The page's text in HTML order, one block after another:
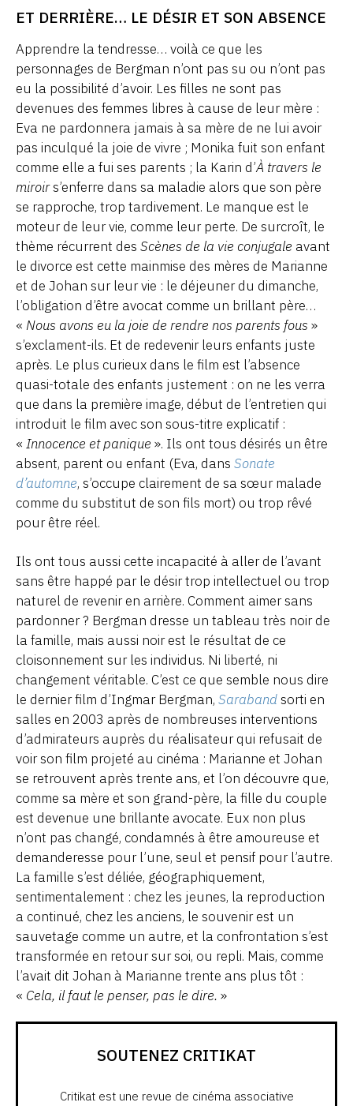
ET DERRIÈRE… LE DÉSIR ET SON ABSENCE
Apprendre la tendresse… voilà ce que les
personnages de Bergman n’ont pas su ou n’ont pas
eu la possibilité d’avoir. Les filles ne sont pas
devenues des femmes libres à cause de leur mère :
Eva ne pardonnera jamais à sa mère de ne lui avoir
pas inculqué la joie de vivre ; Monika fuit son enfant
comme elle a fui ses parents ; la Karin d’À travers le
miroirs’enferre dans sa maladie alors que son père
se rapproche, trop tardivement. Le manque est le
moteur de leur vie, comme leur perte. De surcroît, le
thème récurrent des Scènes de la vie conjugale avant
le divorce est cette mainmise des mères de Marianne
et de Johan sur leur vie : le déjeuner du dimanche,
l’obligation d’être avocat comme un brillant père…
« Nous avons eu la joie de rendre nos parents fous »
s’exclament-ils. Et de redevenir leurs enfants juste
après. Le plus curieux dans le film est l’absence
quasi-totale des enfants justement : on ne les verra
que dans la première image, début de l’entretien qui
introduit le film avec son sous-titre explicatif :
« Innocence et panique ». Ils ont tous désirés un être
absent, parent ou enfant (Eva, dans Sonate
d’automne, s’occupe clairement de sa sœur malade
comme du substitut de son fils mort) ou trop rêvé
pour être réel.
Ils ont tous aussi cette incapacité à aller de l’avant
sans être happé par le désir trop intellectuel ou trop
naturel de revenir en arrière. Comment aimer sans
pardonner ? Bergman dresse un tableau très noir de
la famille, mais aussi noir est le résultat de ce
cloisonnement sur les individus. Ni liberté, ni
changement véritable. C’est ce que semble nous dire
le dernier film d’Ingmar Bergman, Sarabandsorti en
salles en 2003 après de nombreuses interventions
d’admirateurs auprès du réalisateur qui refusait de
voir son film projeté au cinéma : Marianne et Johan
se retrouvent après trente ans, et l’on découvre que,
comme sa mère et son grand-père, la fille du couple
est devenue une brillante avocate. Eux non plus
n’ont pas changé, condamnés à être amoureuse et
demanderesse pour l’une, seul et pensif pour l’autre.
La famille s’est déliée, géographiquement,
sentimentalement : chez les jeunes, la reproduction
a continué, chez les anciens, le souvenir est un
sauvetage comme un autre, et la confrontation s’est
transformée en retour sur soi, ou repli. Mais, comme
l’avait dit Johan à Marianne trente ans plus tôt :
« Cela, il faut le penser, pas le dire. »
SOUTENEZ CRITIKAT
Critikat est une revue de cinéma associative